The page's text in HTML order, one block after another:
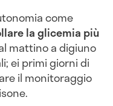
come
la glicemia più
mattino a digiuno
ei primi giorni di
il monitoraggio